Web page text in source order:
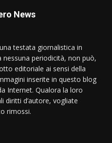
News
testata giornalistica in
periodicità, non può,
editoriale ai sensi della
inserite in questo blog
Internet. Qualora la loro
diritti d’autore, vogliate
rimossi.